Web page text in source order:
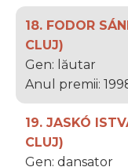
18. FODOR
CLUJ)
Gen: lăutar
Anul premii:
19. JASKÓ
CLUJ)
Gen: dansator